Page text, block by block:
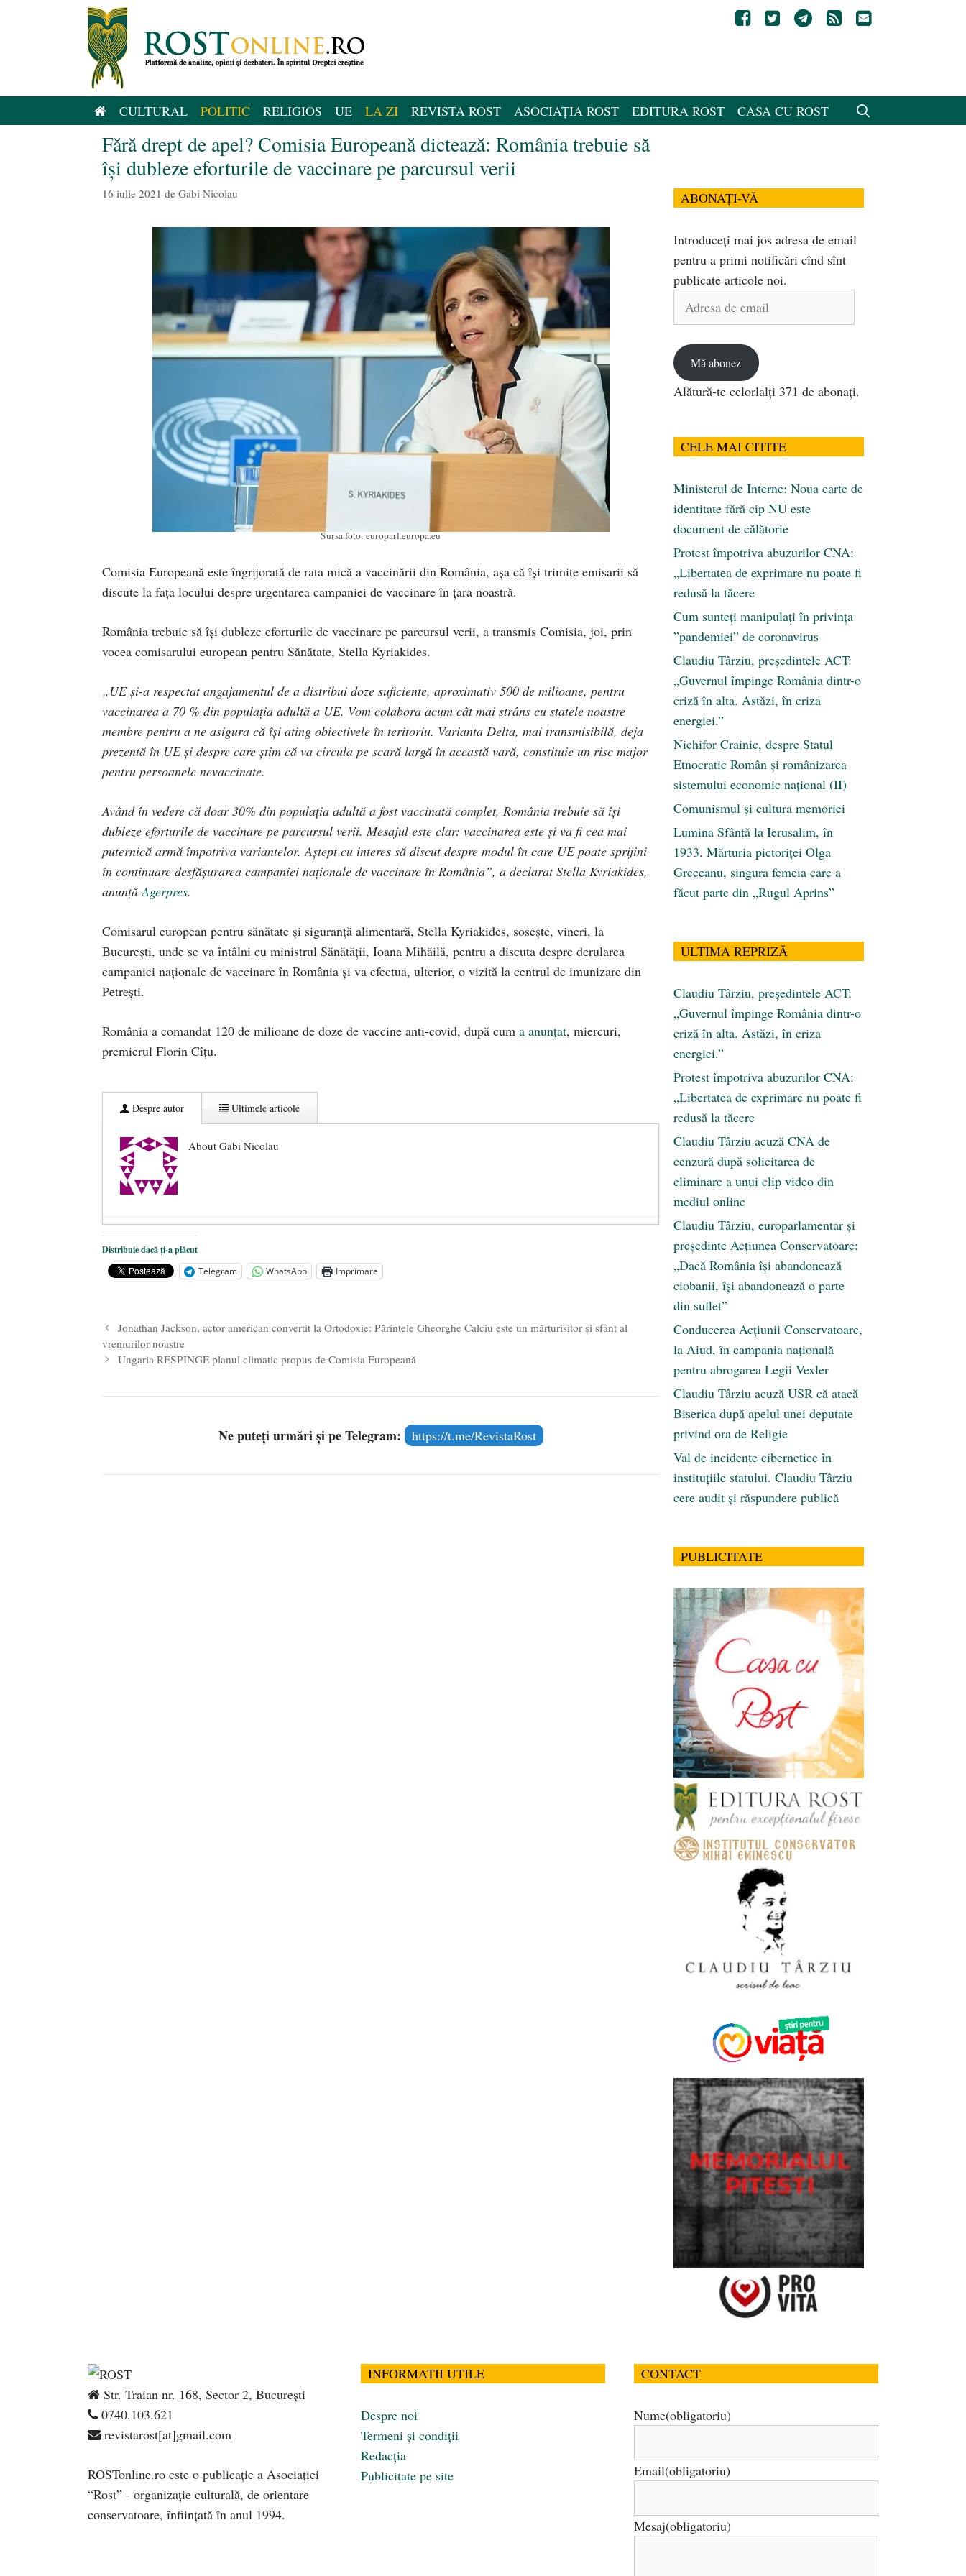
CULTURAL POLITIC RELIGIOS UE LA ZI REVISTA ROST ASOCIAȚIA ROST EDITURA ROST CASA CU ROST
Fără drept de apel? Comisia Europeană dictează: România trebuie să
îşi dubleze eforturile de vaccinare pe parcursul verii
16 iulie 2021 de Gabi Nicolau
Sursa foto: europarl.europa.eu
Comisia Europeană este îngrijorată de rata mică a vaccinării din România, așa că își trimite emisarii să
discute la fața locului despre urgentarea campaniei de vaccinare în țara noastră.
România trebuie să îşi dubleze eforturile de vaccinare pe parcursul verii, a transmis Comisia, joi, prin
vocea comisarului european pentru Sănătate, Stella Kyriakides.
„UE şi-a respectat angajamentul de a distribui doze suficiente, aproximativ 500 de milioane, pentru
vaccinarea a 70 % din populaţia adultă a UE. Vom colabora acum cât mai strâns cu statele noastre
membre pentru a ne asigura că îşi ating obiectivele în teritoriu. Varianta Delta, mai transmisibilă, deja
prezentă în UE şi despre care ştim că va circula pe scară largă în această vară, constituie un risc major
pentru persoanele nevaccinate.
Având în vedere că doar 30% din populaţia adultă a fost vaccinată complet, România trebuie să îşi
dubleze eforturile de vaccinare pe parcursul verii. Mesajul este clar: vaccinarea este şi va fi cea mai
puternică armă împotriva variantelor. Aştept cu interes să discut despre modul în care UE poate sprijini
în continuare desfăşurarea campaniei naţionale de vaccinare în România”, a declarat Stella Kyriakides,
anunță Agerpres.
Comisarul european pentru sănătate şi siguranţă alimentară, Stella Kyriakides, sosește, vineri, la
Bucureşti, unde se va întâlni cu ministrul Sănătăţii, Ioana Mihăilă, pentru a discuta despre derularea
campaniei naţionale de vaccinare în România şi va efectua, ulterior, o vizită la centrul de imunizare din
Petreşti.
România a comandat 120 de milioane de doze de vaccine anti-covid, după cum a anunțat, miercuri,
premierul Florin Cîțu.
Despre autor Ultimele articole
About Gabi Nicolau
Mintea cea de pe urmă/ România solicită CE amânarea închiderii termocentralelor de cărbune.
Burduja: Nu avem cu ce să le înlocuim - 10 ianuarie 2025
Cât vor achita românii pe gaze și energie electrică, din aprilie 2025?
Distribuie dacă ți-a plăcut
Telegram
WhatsApp Imprimare
Jonathan Jackson, actor american convertit la Ortodoxie: Părintele Gheorghe Calciu este un mărturisitor și sfânt al
vremurilor noastre
Ungaria RESPINGE planul climatic propus de Comisia Europeană
Ne puteți urmări și pe Telegram: https://t.me/RevistaRost
ABONAȚI-VĂ
Introduceți mai jos adresa de email
pentru a primi notificări cînd sînt
publicate articole noi.
Adresa
Mă abonez
Alătură-te celorlalți 371 de abonați.
CELE MAI CITITE
Ministerul de Interne: Noua carte de
identitate fără cip NU este
document de călătorie
Protest împotriva abuzurilor CNA:
„Libertatea de exprimare nu poate fi
redusă la tăcere
Cum sunteți manipulați în privința
”pandemiei” de coronavirus
Claudiu Târziu, președintele ACT:
„Guvernul împinge România dintr-o
criză în alta. Astăzi, în criza
energiei.”
Nichifor Crainic, despre Statul
Etnocratic Român şi românizarea
sistemului economic naţional (II)
Comunismul şi cultura memoriei
Lumina Sfântă la Ierusalim, în
1933. Mărturia pictoriței Olga
Greceanu, singura femeia care a
făcut parte din „Rugul Aprins”
ULTIMA REPRIZĂ
Claudiu Târziu, președintele ACT:
„Guvernul împinge România dintr-o
criză în alta. Astăzi, în criza
energiei.”
Protest împotriva abuzurilor CNA:
„Libertatea de exprimare nu poate fi
redusă la tăcere
Claudiu Târziu acuză CNA de
cenzură după solicitarea de
eliminare a unui clip video din
mediul online
Claudiu Târziu, europarlamentar și
președinte Acțiunea Conservatoare:
„Dacă România își abandonează
ciobanii, își abandonează o parte
din suflet”
Conducerea Acțiunii Conservatoare,
la Aiud, în campania națională
pentru abrogarea Legii Vexler
Claudiu Târziu acuză USR că atacă
Biserica după apelul unei deputate
privind ora de Religie
Val de incidente cibernetice în
instituțiile statului. Claudiu Târziu
cere audit și răspundere publică
PUBLICITATE
Str. Traian nr. 168, Sector 2, București
0740.103.621
revistarost[at]gmail.com
ROSTonline.ro este o publicaţie a Asociaţiei
“Rost” - organizaţie culturală, de orientare
conservatoare, înfiinţată în anul 1994.
INFORMATII UTILE
Despre noi
Termeni și condiții
Redacția
Publicitate pe site
CONTACT
Nume(obligatoriu)
Email(obligatoriu)
Mesaj(obligatoriu)